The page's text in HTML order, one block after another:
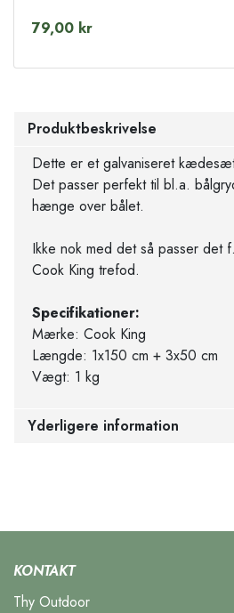
79,00 kr
Produktbeskrivelse
Dette er et galvaniseret
Det passer perfekt til bl.a.
hænge over bålet.
Ikke nok med det så passer det
Cook King trefod.
Specifikationer:
Mærke: Cook King
Længde: 1x150 cm + 3x50 cm
Vægt: 1 kg
Yderligere information
KONTAKT
Thy Outdoor